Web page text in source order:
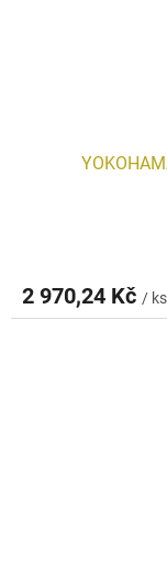
2 970,24 Kč / ks